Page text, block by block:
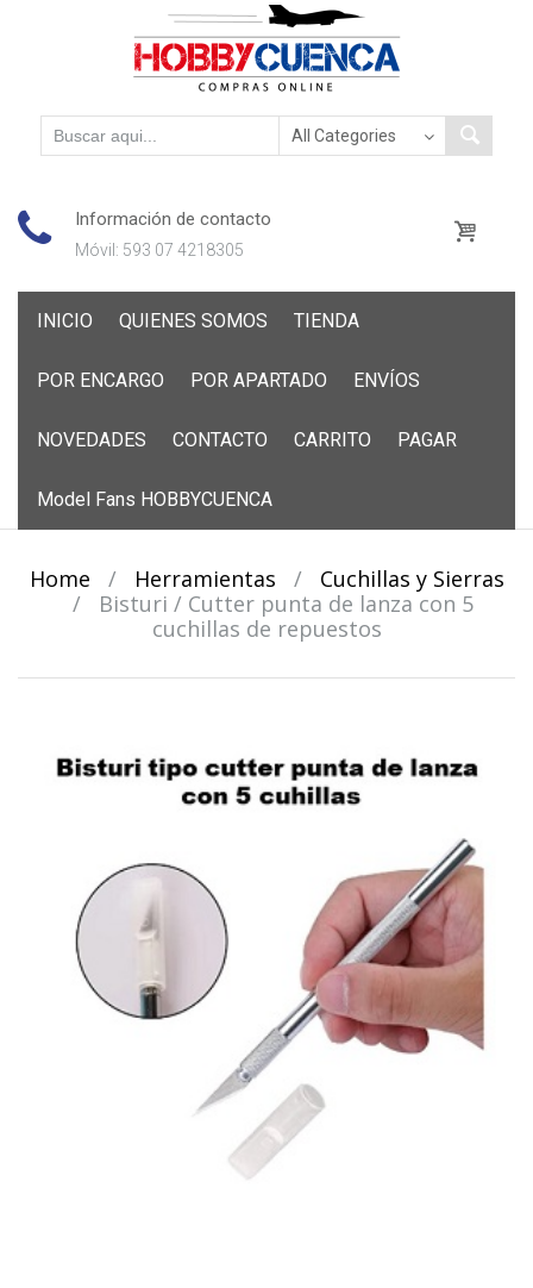
Información de contacto
Móvil: 593 07 4218305
INICIO QUIENES SOMOS TIENDA
POR ENCARGO POR APARTADO ENVÍOS
NOVEDADES CONTACTO CARRITO PAGAR
Model Fans HOBBYCUENCA
Home / Herramientas /
Cuchillas y Sierras
/
Bisturi / Cutter punta de lanza con 5
cuchillas de repuestos